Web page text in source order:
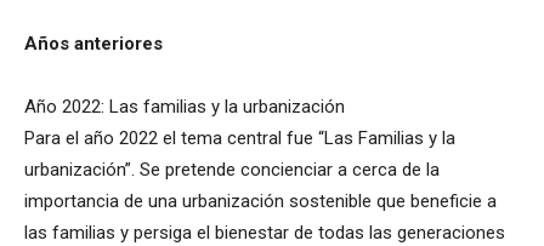
Años anteriores
Año 2022: Las familias y la urbanización
Para el año 2022 el tema central fue “Las Familias y la
urbanización”. Se pretende concienciar a cerca de la
importancia de una urbanización sostenible que beneficie a
las familias y persiga el bienestar de todas las generaciones